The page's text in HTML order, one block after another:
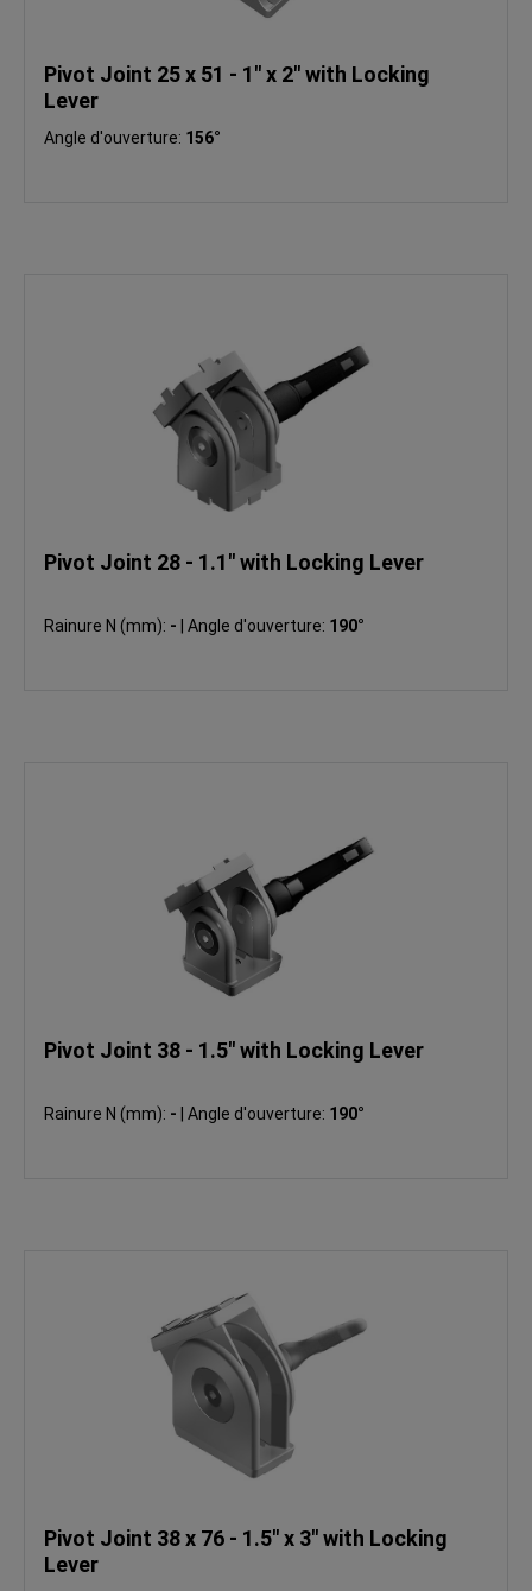
Pivot Joint 25 x 51 - 1" x 2" with Locking
Lever
Angle d'ouverture: 156°
Pivot Joint 28 - 1.1" with Locking Lever
Rainure N (mm): - Angle d'ouverture: 190°
Pivot Joint 38 - 1.5" with Locking Lever
Rainure N (mm): - Angle d'ouverture: 190°
Pivot Joint 38 x 76 - 1.5" x 3" with Locking
Lever